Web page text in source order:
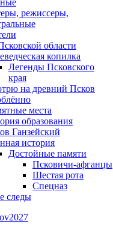
режиссеры,
области
копилка
Легенды Псковского
края
на древний Псков
места
образования
Ганзейский
история
Достойные памяти
Псковичи-афганцы
Шестая рота
Спецназ
следы